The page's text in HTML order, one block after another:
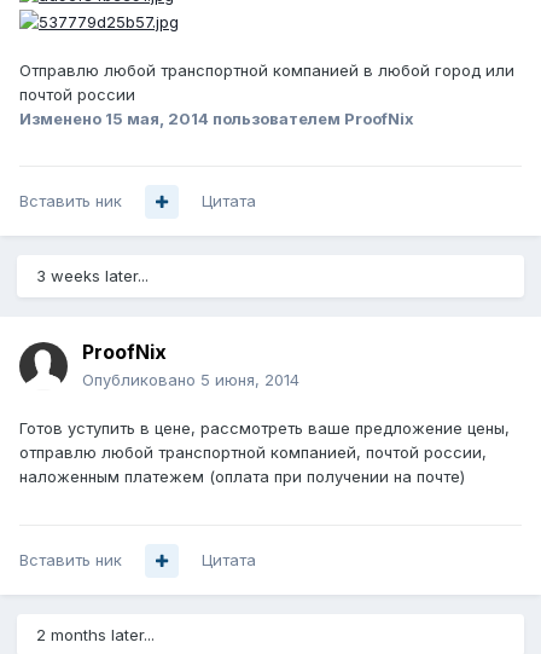
Отправлю любой транспортной компанией в любой город или
почтой россии
Изменено 15 мая, 2014 пользователем ProofNix
Вставить ник Цитата
3 weeks later...
ProofNix
Опубликовано 5 июня, 2014
Готов уступить в цене, рассмотреть ваше предложение цены,
отправлю любой транспортной компанией, почтой россии,
наложенным платежем (оплата при получении на почте)
Вставить ник Цитата
2 months later...